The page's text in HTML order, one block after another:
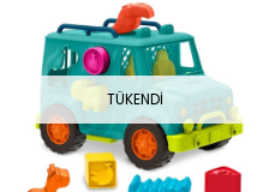
TÜKENDI